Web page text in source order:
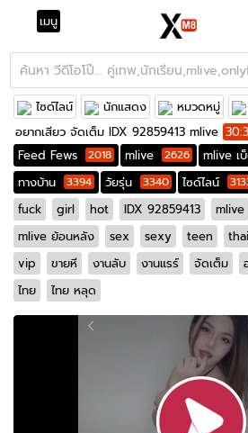
เมนู
ไซด์ไลน์ นักแสดง หมวดหมู่
อยากเสียว จัดเต็ม IDX 92859413 mlive
Feed Fews
2018 mlive 2626 mlive เ
ทางบ้าน 3394 วัยรุ่น 3340 ไซด์ไลน์
fuck
girl hot IDX 92859413 mlive
mlive ย้อนหลัง
sex sexy teen thai
vip
ขายหี งานลับ งานแรร์ จัดเต็ม
ไทย
ไทย หลุด